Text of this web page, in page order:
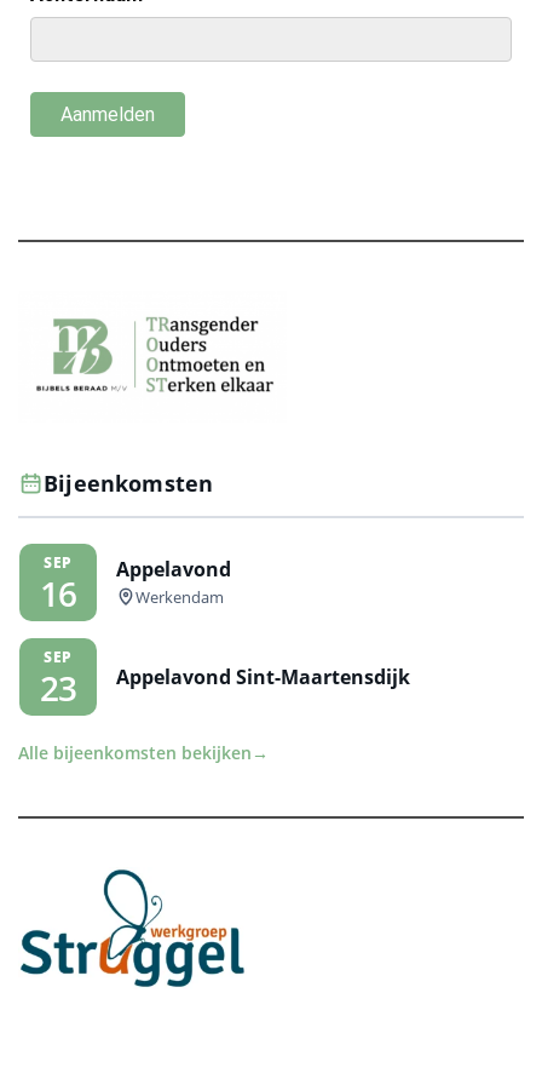
Bijeenkomsten
SEP
16
Appelavond
Werkendam
SEP
23 Appelavond Sint-Maartensdijk
Alle bijeenkomsten bekijken →